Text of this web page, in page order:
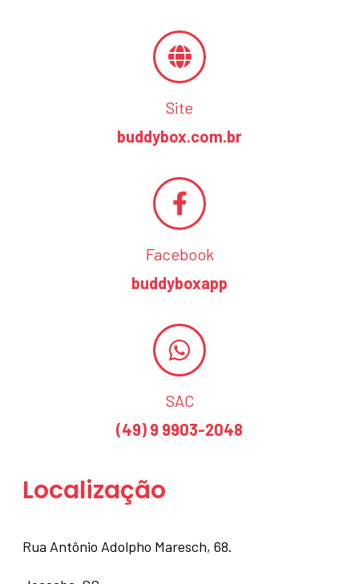
Site
buddybox.com.br
Facebook
buddyboxapp
SAC
(49) 9 9903-2048
Localização
Rua Antônio Adolpho Maresch, 68.